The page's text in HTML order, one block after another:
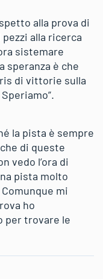
alla prova di
alla ricerca
sistemare
speranza è che
di vittorie sulla
la pista è sempre
di queste
vedo l’ora di
pista molto
mi
ho
per trovare le